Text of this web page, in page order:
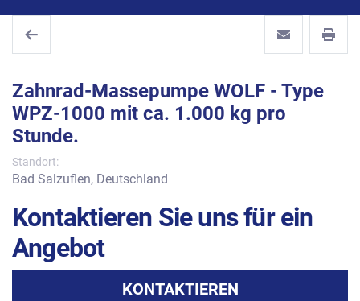
Zahnrad-Massepumpe WOLF - Type
WPZ-1000 mit ca. 1.000 kg pro
Stunde.
Standort:
Bad Salzuflen, Deutschland
Kontaktieren Sie uns für ein
Angebot
KONTAKTIEREN